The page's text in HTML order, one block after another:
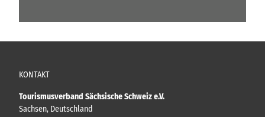
KONTAKT
Tourismusverband Sächsische Schweiz e.V.
Sachsen, Deutschland